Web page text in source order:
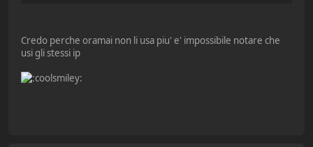
Credo perche oramai non li usa piu' e' impossibile notare che
usi gli stessi ip